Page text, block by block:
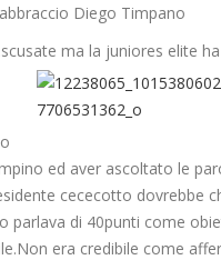
Diego Timpano
ma la juniores elite
ed aver ascoltato le
cececotto dovrebbe
parlava di 40punti come
era credibile come